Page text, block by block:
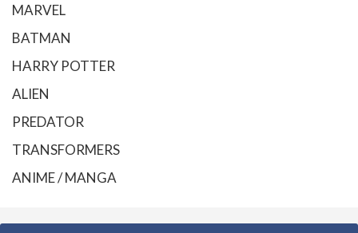
MARVEL
BATMAN
HARRY POTTER
ALIEN
PREDATOR
TRANSFORMERS
ANIME / MANGA